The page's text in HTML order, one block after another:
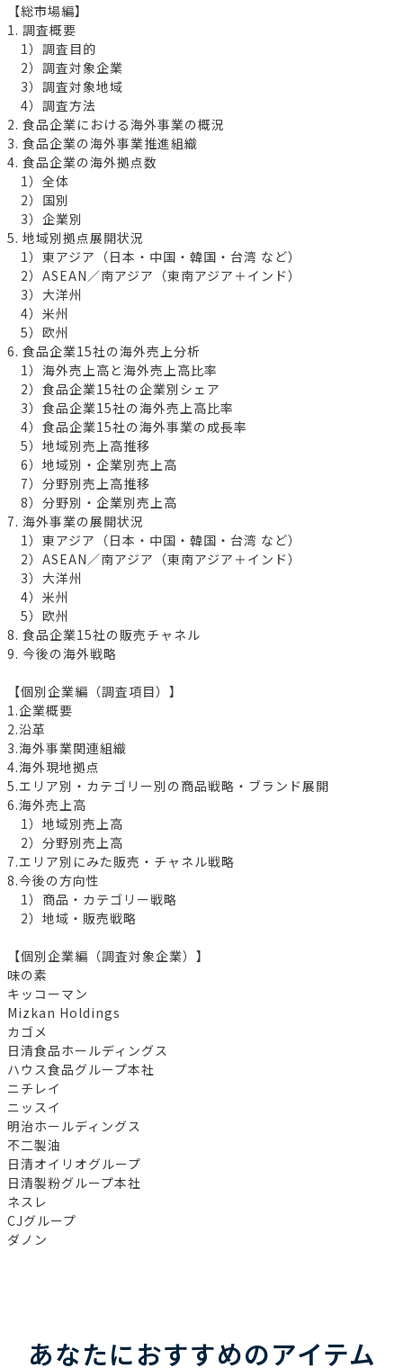
【総市場編】
1. 調査概要
1）調査目的
2）調査対象企業
3）調査対象地域
4）調査方法
2. 食品企業における海外事業の概況
3. 食品企業の海外事業推進組織
4. 食品企業の海外拠点数
1）全体
2）国別
3）企業別
5. 地域別拠点展開状況
1）東アジア（日本・中国・韓国・台湾 など）
2）ASEAN／南アジア（東南アジア＋インド）
3）大洋州
4）米州
5）欧州
6. 食品企業15社の海外売上分析
1）海外売上高と海外売上高比率
2）食品企業15社の企業別シェア
3）食品企業15社の海外売上高比率
4）食品企業15社の海外事業の成長率
5）地域別売上高推移
6）地域別・企業別売上高
7）分野別売上高推移
8）分野別・企業別売上高
7. 海外事業の展開状況
1）東アジア（日本・中国・韓国・台湾 など）
2）ASEAN／南アジア（東南アジア＋インド）
3）大洋州
4）米州
5）欧州
8. 食品企業15社の販売チャネル
9. 今後の海外戦略
【個別企業編（調査項目）】
1.企業概要
2.沿革
3.海外事業関連組織
4.海外現地拠点
5.エリア別・カテゴリー別の商品戦略・ブランド展開
6.海外売上高
1）地域別売上高
2）分野別売上高
7.エリア別にみた販売・チャネル戦略
8.今後の方向性
1）商品・カテゴリー戦略
2）地域・販売戦略
【個別企業編（調査対象企業）】
味の素
キッコーマン
Mizkan Holdings
カゴメ
日清食品ホールディングス
ハウス食品グループ本社
ニチレイ
ニッスイ
明治ホールディングス
不二製油
日清オイリオグループ
日清製粉グループ本社
ネスレ
CJグループ
ダノン
あなたにおすすめのアイテム